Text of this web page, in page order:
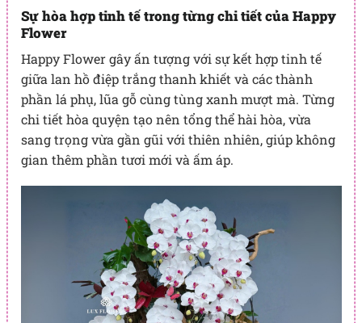
Sự hòa hợp tinh tế trong từng chi tiết của Happy
Flower
Happy Flower gây ấn tượng với sự kết hợp tinh tế
giữa lan hồ điệp trắng thanh khiết và các thành
phần lá phụ, lũa gỗ cùng tùng xanh mượt mà. Từng
chi tiết hòa quyện tạo nên tổng thể hài hòa, vừa
sang trọng vừa gần gũi với thiên nhiên, giúp không
gian thêm phần tươi mới và ấm áp.